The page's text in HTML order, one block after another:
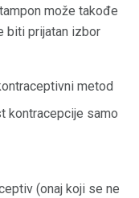
može takođe
biti prijatan izbor
metod
kontracepcije samo
(onaj koji se ne